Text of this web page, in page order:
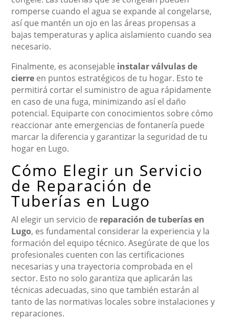
romperse cuando el agua se expande al congelarse,
así que mantén un ojo en las áreas propensas a
bajas temperaturas y aplica aislamiento cuando sea
necesario.
Finalmente, es aconsejable instalar válvulas de
cierre en puntos estratégicos de tu hogar. Esto te
permitirá cortar el suministro de agua rápidamente
en caso de una fuga, minimizando así el daño
potencial. Equiparte con conocimientos sobre cómo
reaccionar ante emergencias de fontanería puede
marcar la diferencia y garantizar la seguridad de tu
hogar en Lugo.
Cómo Elegir un Servicio
de Reparación de
Tuberías en Lugo
Al elegir un servicio de reparación de tuberías en
Lugo, es fundamental considerar la experiencia y la
formación del equipo técnico. Asegúrate de que los
profesionales cuenten con las certificaciones
necesarias y una trayectoria comprobada en el
sector. Esto no solo garantiza que aplicarán las
técnicas adecuadas, sino que también estarán al
tanto de las normativas locales sobre instalaciones y
reparaciones.